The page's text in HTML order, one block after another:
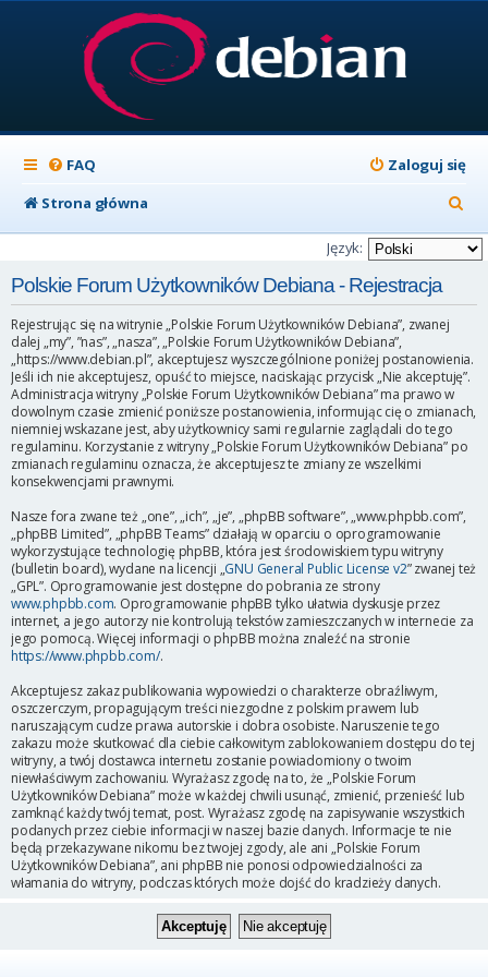
FAQ
Zaloguj się
Strona główna
z
u
j
Język:
Polskie Forum Użytkowników Debiana - Rejestracja
Rejestrując się na witrynie „Polskie Forum Użytkowników Debiana”, zwanej
dalej „my”, ”nas”, „nasza”, „Polskie Forum Użytkowników Debiana”,
„https://www.debian.pl”, akceptujesz wyszczególnione poniżej postanowienia.
Jeśli ich nie akceptujesz, opuść to miejsce, naciskając przycisk „Nie akceptuję”.
Administracja witryny „Polskie Forum Użytkowników Debiana” ma prawo w
dowolnym czasie zmienić poniższe postanowienia, informując cię o zmianach,
niemniej wskazane jest, aby użytkownicy sami regularnie zaglądali do tego
regulaminu. Korzystanie z witryny „Polskie Forum Użytkowników Debiana” po
zmianach regulaminu oznacza, że akceptujesz te zmiany ze wszelkimi
konsekwencjami prawnymi.
Nasze fora zwane też „one”, „ich”, „je”, „phpBB software”, „www.phpbb.com”,
„phpBB Limited”, „phpBB Teams” działają w oparciu o oprogramowanie
wykorzystujące technologię phpBB, która jest środowiskiem typu witryny
(bulletin board), wydane na licencji „GNU General Public License v2” zwanej też
„GPL”. Oprogramowanie jest dostępne do pobrania ze strony
www.phpbb.com. Oprogramowanie phpBB tylko ułatwia dyskusje przez
internet, a jego autorzy nie kontrolują tekstów zamieszczanych w internecie za
jego pomocą. Więcej informacji o phpBB można znaleźć na stronie
https://www.phpbb.com/.
Akceptujesz zakaz publikowania wypowiedzi o charakterze obraźliwym,
oszczerczym, propagującym treści niezgodne z polskim prawem lub
naruszającym cudze prawa autorskie i dobra osobiste. Naruszenie tego
zakazu może skutkować dla ciebie całkowitym zablokowaniem dostępu do tej
witryny, a twój dostawca internetu zostanie powiadomiony o twoim
niewłaściwym zachowaniu. Wyrażasz zgodę na to, że „Polskie Forum
Użytkowników Debiana” może w każdej chwili usunąć, zmienić, przenieść lub
zamknąć każdy twój temat, post. Wyrażasz zgodę na zapisywanie wszystkich
podanych przez ciebie informacji w naszej bazie danych. Informacje te nie
będą przekazywane nikomu bez twojej zgody, ale ani „Polskie Forum
Użytkowników Debiana”, ani phpBB nie ponosi odpowiedzialności za
włamania do witryny, podczas których może dojść do kradzieży danych.